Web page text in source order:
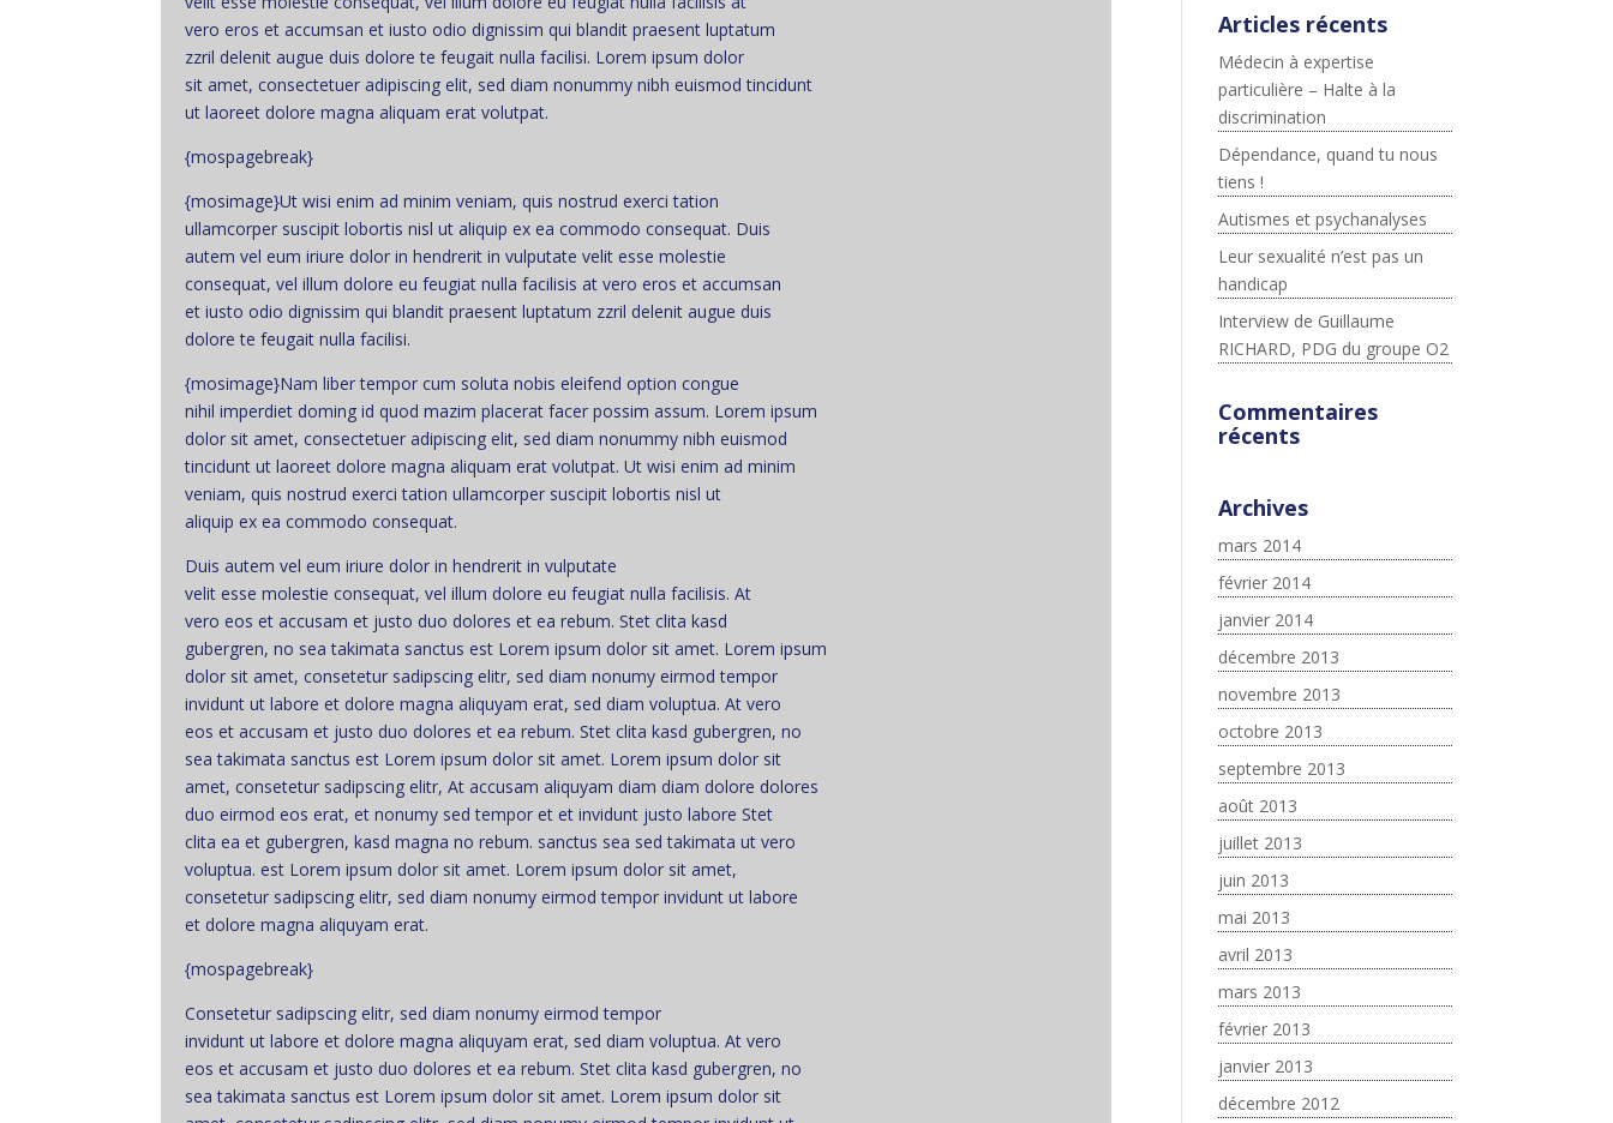
vero eros et accumsan et iusto odio dignissim qui blandit praesent luptatum
zzril delenit augue duis dolore te feugait nulla facilisi. Lorem ipsum dolor
sit amet, consectetuer adipiscing elit, sed diam nonummy nibh euismod tincidunt
ut laoreet dolore magna aliquam erat volutpat.
{mospagebreak}
{mosimage}Ut wisi enim ad minim veniam, quis nostrud exerci tation
ullamcorper suscipit lobortis nisl ut aliquip ex ea commodo consequat. Duis
autem vel eum iriure dolor in hendrerit in vulputate velit esse molestie
consequat, vel illum dolore eu feugiat nulla facilisis at vero eros et accumsan
et iusto odio dignissim qui blandit praesent luptatum zzril delenit augue duis
dolore te feugait nulla facilisi.
{mosimage}Nam liber tempor cum soluta nobis eleifend option congue
nihil imperdiet doming id quod mazim placerat facer possim assum. Lorem ipsum
dolor sit amet, consectetuer adipiscing elit, sed diam nonummy nibh euismod
tincidunt ut laoreet dolore magna aliquam erat volutpat. Ut wisi enim ad minim
veniam, quis nostrud exerci tation ullamcorper suscipit lobortis nisl ut
aliquip ex ea commodo consequat.
Duis autem vel eum iriure dolor in hendrerit in vulputate
velit esse molestie consequat, vel illum dolore eu feugiat nulla facilisis. At
vero eos et accusam et justo duo dolores et ea rebum. Stet clita kasd
gubergren, no sea takimata sanctus est Lorem ipsum dolor sit amet. Lorem ipsum
dolor sit amet, consetetur sadipscing elitr, sed diam nonumy eirmod tempor
invidunt ut labore et dolore magna aliquyam erat, sed diam voluptua. At vero
eos et accusam et justo duo dolores et ea rebum. Stet clita kasd gubergren, no
sea takimata sanctus est Lorem ipsum dolor sit amet. Lorem ipsum dolor sit
amet, consetetur sadipscing elitr, At accusam aliquyam diam diam dolore dolores
duo eirmod eos erat, et nonumy sed tempor et et invidunt justo labore Stet
clita ea et gubergren, kasd magna no rebum. sanctus sea sed takimata ut vero
voluptua. est Lorem ipsum dolor sit amet. Lorem ipsum dolor sit amet,
consetetur sadipscing elitr, sed diam nonumy eirmod tempor invidunt ut labore
et dolore magna aliquyam erat.
{mospagebreak}
Consetetur sadipscing elitr, sed diam nonumy eirmod tempor
invidunt ut labore et dolore magna aliquyam erat, sed diam voluptua. At vero
eos et accusam et justo duo dolores et ea rebum. Stet clita kasd gubergren, no
sea takimata sanctus est Lorem ipsum dolor sit amet. Lorem ipsum dolor sit
Articles récents
Médecin à expertise
particulière – Halte à la
discrimination
Dépendance, quand tu nous
tiens !
Autismes et psychanalyses
Leur sexualité n’est pas un
handicap
Interview de Guillaume
RICHARD, PDG du groupe O2
Commentaires
récents
Archives
mars 2014
février 2014
janvier 2014
décembre 2013
novembre 2013
octobre 2013
septembre 2013
août 2013
juillet 2013
juin 2013
mai 2013
avril 2013
mars 2013
février 2013
janvier 2013
décembre 2012